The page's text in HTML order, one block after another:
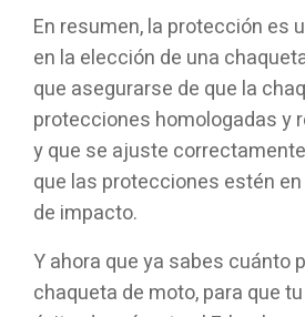
En resumen, la protección es
en la elección de una
que asegurarse de que la
protecciones homologadas y
y que se ajuste
que las protecciones estén
de impacto.
Y ahora que ya sabes cuánto
chaqueta de moto, para que